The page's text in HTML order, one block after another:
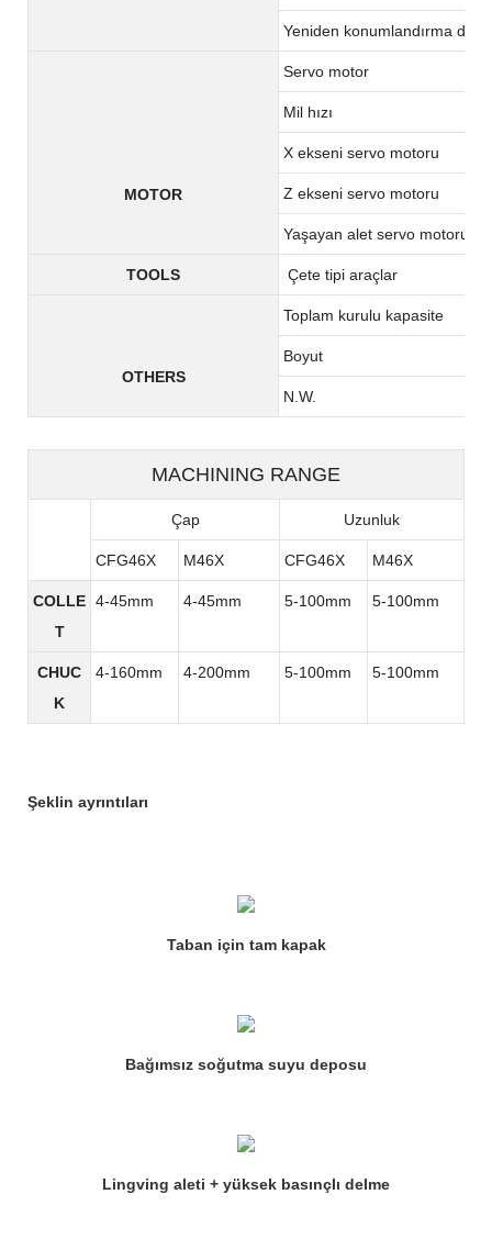
Yeniden konumlandırma
MOTOR
Servo motor
Mil hızı
X ekseni servo motoru
Z ekseni servo motoru
Yaşayan alet servo motoru
TOOLS Çete tipi araçlar
OTHERS
Toplam kurulu kapasite
Boyut
N.W.
MACHINING RANGE
Çap Uzunluk
CFG46X M46X CFG46X M46X
COLLE
T
4-45mm 4-45mm 5-100mm 5-100mm
CHUC
K
4-160mm 4-200mm 5-100mm 5-100mm
Şeklin ayrıntıları
Taban için tam kapak
Bağımsız soğutma suyu deposu
Lingving aleti + yüksek basınçlı delme